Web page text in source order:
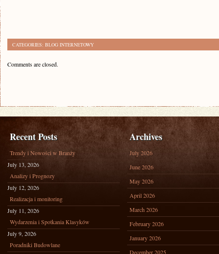
CATEGORIES: BLOG INTERNETOWY
Comments are closed.
Recent Posts
Trendy i Nowości w Branży
July 13, 2026
Analizy i Prognozy
July 12, 2026
Realizacja i monitoring
July 11, 2026
Wydarzenia i Spotkania Klasyków
July 9, 2026
Poradniki Budowlane
Archives
July 2026
June 2026
May 2026
April 2026
March 2026
February 2026
January 2026
December 2025